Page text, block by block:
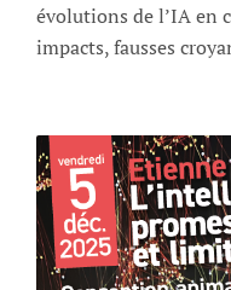
évolutions de l’IA en
impacts, fausses